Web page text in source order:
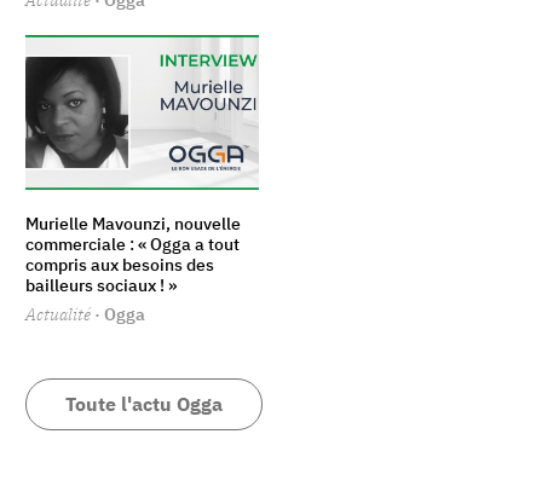
Murielle Mavounzi, nouvelle
commerciale : « Ogga a tout
compris aux besoins des
bailleurs sociaux ! »
Actualité · Ogga
Toute l'actu Ogga